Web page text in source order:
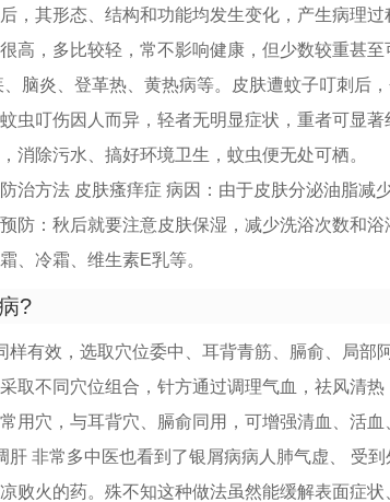
，其形态、结构和功能均发生变化，产生病理
高，多比较轻，常不影响健康，但少数较重甚至
脑炎、登革热、黄热病等。皮肤遭蚊子叮刺后
虫叮伤因人而异，轻者无明显症状，重者可显
消除污水、搞好环境卫生，蚊虫便无处可栖。
治方法 皮肤瘙痒症 病因：由于皮肤分泌油脂减
防：秋后就要注意皮肤保湿，减少洗浴次数和浴
、冷霜、维生素E乳等。
?
样有效，选取穴位委中、耳背青筋、膈俞、局部
取不同穴位组合，针方通过调理气血，祛风清热
用穴，与耳背穴、膈俞同用，可增强清血、活血
肝 非常多中医也看到了银屑病病人肺气虚、 受
败火的药。殊不知这种做法虽然能缓解表面症状